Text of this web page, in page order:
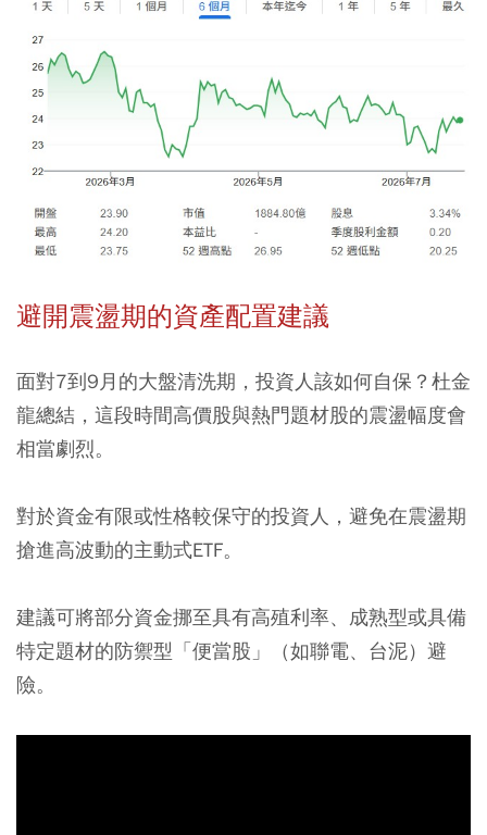
避開震盪期的資產配置建議
面對7到9月的大盤清洗期，投資人該如何自保？杜金
龍總結，這段時間高價股與熱門題材股的震盪幅度會
相當劇烈。
對於資金有限或性格較保守的投資人，避免在震盪期
搶進高波動的主動式ETF。
建議可將部分資金挪至具有高殖利率、成熟型或具備
特定題材的防禦型「便當股」（如聯電、台泥）避
險。